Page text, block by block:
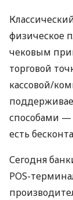
физическое
чековым
торговой
кассовой/
способами —
есть
Сегодня
POS-